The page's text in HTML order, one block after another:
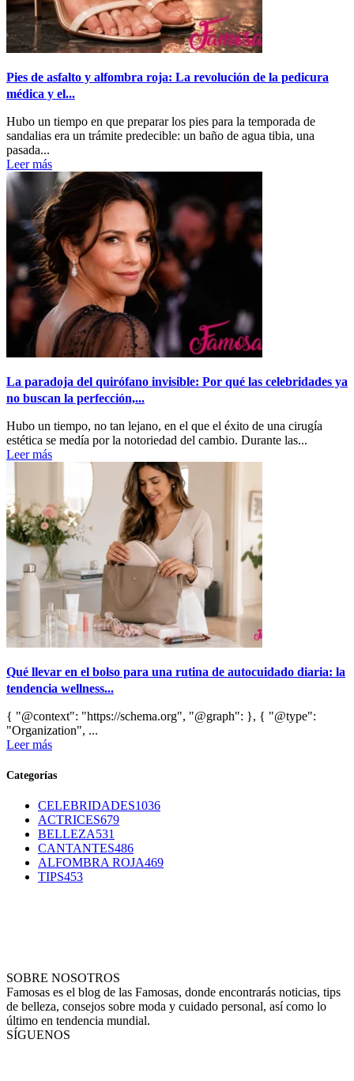
Pies de asfalto y alfombra roja: La revolución de la pedicura
médica y el...
Hubo un tiempo en que preparar los pies para la temporada de
sandalias era un trámite predecible: un baño de agua tibia, una
pasada...
Leer más
La paradoja del quirófano invisible: Por qué las celebridades ya
no buscan la perfección,...
Hubo un tiempo, no tan lejano, en el que el éxito de una cirugía
estética se medía por la notoriedad del cambio. Durante las...
Leer más
Qué llevar en el bolso para una rutina de autocuidado diaria: la
tendencia wellness...
{ "@context": "https://schema.org", "@graph": }, { "@type":
"Organization", ...
Leer más
Categorías
CELEBRIDADES1036
ACTRICES679
BELLEZA531
CANTANTES486
ALFOMBRA ROJA469
TIPS453
SOBRE NOSOTROS
Famosas es el blog de las Famosas, donde encontrarás noticias, tips
de belleza, consejos sobre moda y cuidado personal, así como lo
último en tendencia mundial.
SÍGUENOS